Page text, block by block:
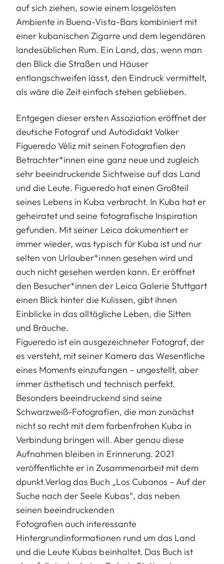
auf sich ziehen, sowie einem losgelösten
Ambiente in Buena-Vista-Bars kombiniert mit
einer kubanischen Zigarre und dem legendären
landesüblichen Rum. Ein Land, das, wenn man
den Blick die Straßen und Häuser
entlangschweifen lässt, den Eindruck vermittelt,
als wäre die Zeit einfach stehen geblieben.
Entgegen dieser ersten Assoziation eröffnet der
deutsche Fotograf und Autodidakt Volker
Figueredo Véliz mit seinen Fotografien den
Betrachter*innen eine ganz neue und zugleich
sehr beeindruckende Sichtweise auf das Land
und die Leute. Figueredo hat einen Großteil
seines Lebens in Kuba verbracht. In Kuba hat er
geheiratet und seine fotografische Inspiration
gefunden. Mit seiner Leica dokumentiert er
immer wieder, was typisch für Kuba ist und nur
selten von Urlauber*innen gesehen wird und
auch nicht gesehen werden kann. Er eröffnet
den Besucher*innen der Leica Galerie Stuttgart
einen Blick hinter die Kulissen, gibt ihnen
Einblicke in das alltägliche Leben, die Sitten
und Bräuche.
Figueredo ist ein ausgezeichneter Fotograf, der
es versteht, mit seiner Kamera das Wesentliche
eines Moments einzufangen – ungestellt, aber
immer ästhetisch und technisch perfekt.
Besonders beeindruckend sind seine
Schwarzweiß-Fotografien, die man zunächst
nicht so recht mit dem farbenfrohen Kuba in
Verbindung bringen will. Aber genau diese
Aufnahmen bleiben in Erinnerung. 2021
veröffentlichte er in Zusammenarbeit mit dem
dpunkt.Verlag das Buch „Los Cubanos – Auf der
Suche nach der Seele Kubas“, das neben
seinen beeindruckenden
Fotografien auch interessante
Hintergrundinformationen rund um das Land
und die Leute Kubas beinhaltet. Das Buch ist